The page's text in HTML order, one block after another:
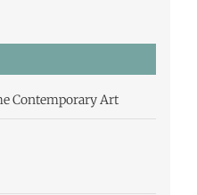
Contemporary Art